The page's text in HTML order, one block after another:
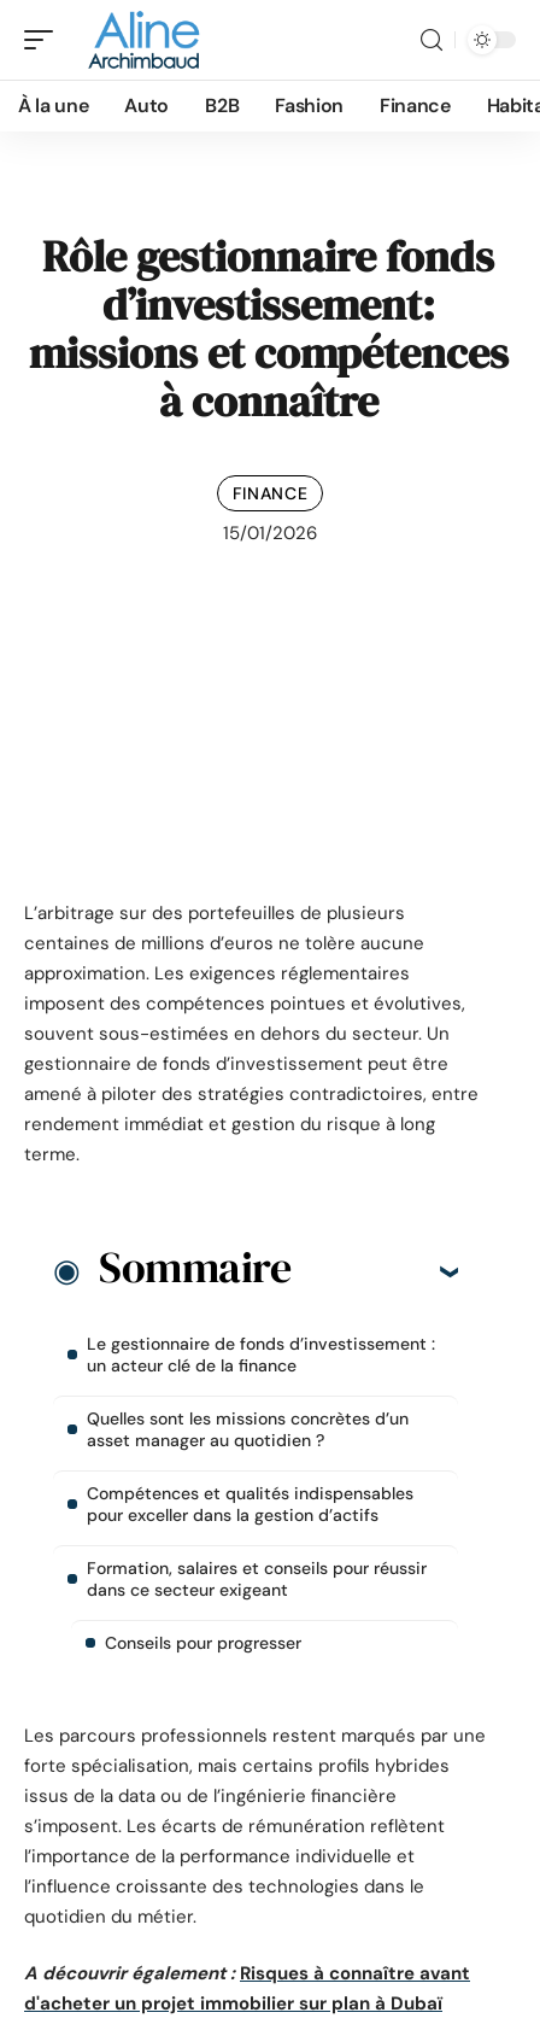
À la une Auto B2B Fashion Finance
Rôle gestionnaire fonds
d’investissement:
missions et compétences
à connaître
FINANCE
15/01/2026
L’arbitrage sur des portefeuilles de plusieurs
centaines de millions d’euros ne tolère aucune
approximation. Les exigences réglementaires
imposent des compétences pointues et évolutives,
souvent sous-estimées en dehors du secteur. Un
gestionnaire de fonds d’investissement peut être
amené à piloter des stratégies contradictoires, entre
rendement immédiat et gestion du risque à long
terme.
Sommaire
Le gestionnaire de fonds d’investissement :
un acteur clé de la finance
Quelles sont les missions concrètes d’un
asset manager au quotidien ?
Compétences et qualités indispensables
pour exceller dans la gestion d’actifs
Formation, salaires et conseils pour réussir
dans ce secteur exigeant
Conseils pour progresser
Les parcours professionnels restent marqués par une
forte spécialisation, mais certains profils hybrides
issus de la data ou de l’ingénierie financière
s’imposent. Les écarts de rémunération reflètent
l’importance de la performance individuelle et
l’influence croissante des technologies dans le
quotidien du métier.
A découvrir également : Risques à connaître avant
d'acheter un projet immobilier sur plan à Dubaï